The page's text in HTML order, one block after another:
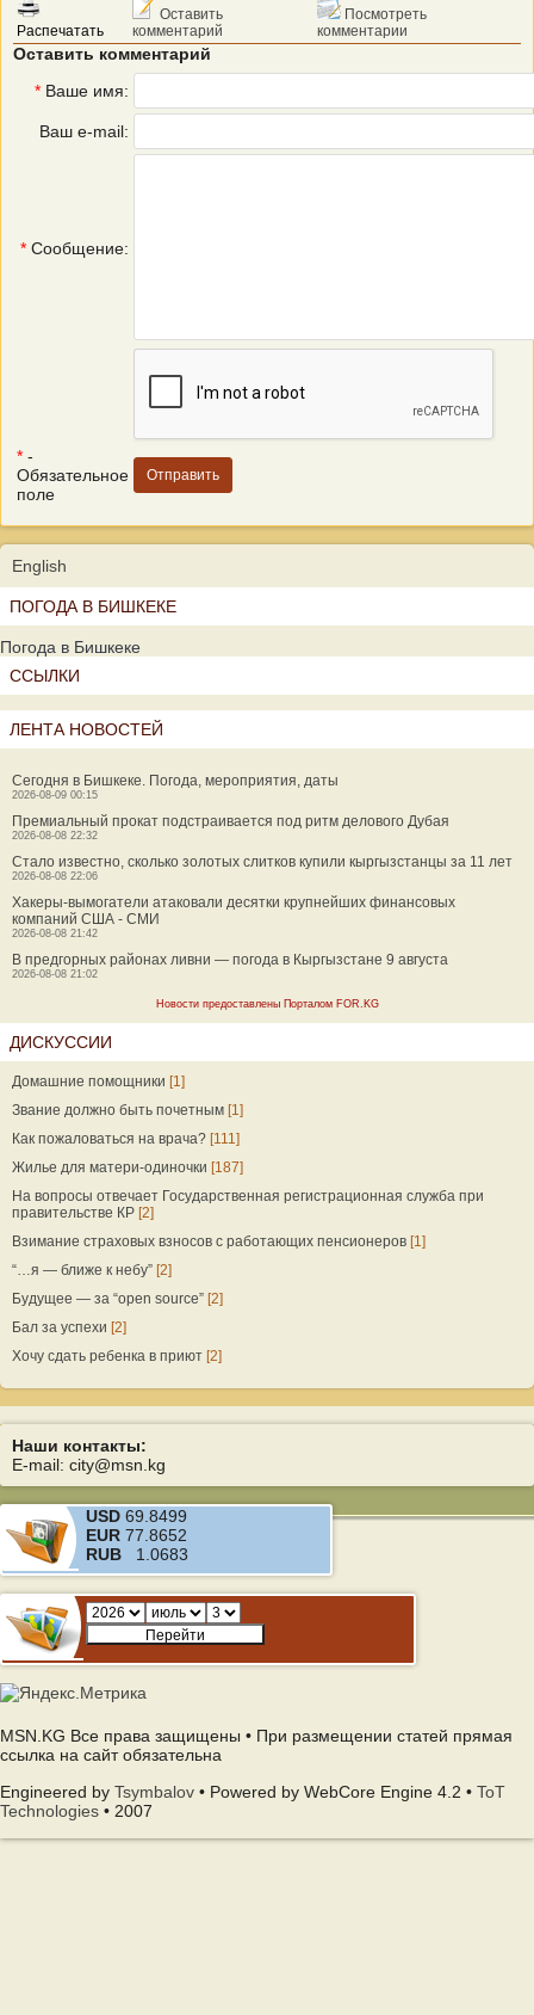
Распечатать
Оставить
комментарий
Посмотреть
комментарии
Оставить комментарий
* Ваше имя:
Ваш e-mail:
* Сообщение:
* -
Обязательное
поле
English
ПОГОДА В БИШКЕКЕ
Погода в Бишкеке
ССЫЛКИ
ЛЕНТА НОВОСТЕЙ
Сегодня в Бишкеке. Погода, мероприятия, даты
2026-08-09 00:15
Премиальный прокат подстраивается под ритм делового Дубая
2026-08-08 22:32
Стало известно, сколько золотых слитков купили кыргызстанцы за 11 лет
2026-08-08 22:06
Хакеры-вымогатели атаковали десятки крупнейших финансовых
компаний США - СМИ
2026-08-08 21:42
В предгорных районах ливни — погода в Кыргызстане 9 августа
2026-08-08 21:02
Новости предоставлены Порталом FOR.KG
ДИСКУССИИ
Домашние помощники [1]
Звание должно быть почетным [1]
Как пожаловаться на врача? [111]
Жилье для матери-одиночки [187]
На вопросы отвечает Государственная регистрационная служба при
правительстве КР [2]
Взимание страховых взносов с работающих пенсионеров [1]
“…я — ближе к небу” [2]
Будущее — за “open source” [2]
Бал за успехи [2]
Хочу сдать ребенка в приют [2]
Наши контакты:
E-mail: city@msn.kg
USD 69.8499
EUR 77.8652
RUB 1.0683
MSN.KG Все права защищены • При размещении статей прямая
ссылка на сайт обязательна
Engineered by Tsymbalov • Powered by WebCore Engine 4.2 • ToT
Technologies • 2007